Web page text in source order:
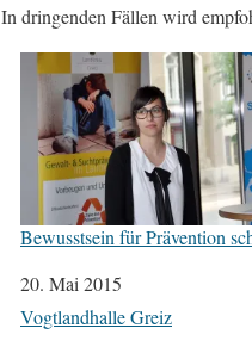
In dringenden Fällen wird
Bewusstsein für Prävention
Datum
20. Mai 2015
In Bezug auf
Vogtlandhalle Greiz